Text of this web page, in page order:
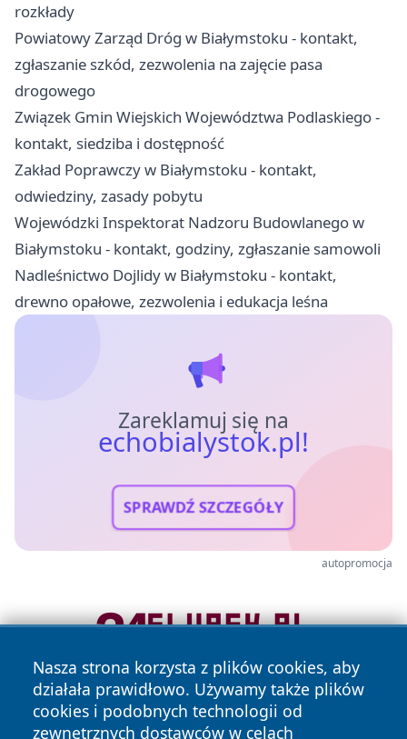
rozkłady
Powiatowy Zarząd Dróg w Białymstoku - kontakt,
zgłaszanie szkód, zezwolenia na zajęcie pasa
drogowego
Związek Gmin Wiejskich Województwa Podlaskiego -
kontakt, siedziba i dostępność
Zakład Poprawczy w Białymstoku - kontakt,
odwiedziny, zasady pobytu
Wojewódzki Inspektorat Nadzoru Budowlanego w
Białymstoku - kontakt, godziny, zgłaszanie samowoli
Nadleśnictwo Dojlidy w Białymstoku - kontakt,
drewno opałowe, zezwolenia i edukacja leśna
Zareklamuj się na
echobialystok.pl!
SPRAWDŹ SZCZEGÓŁY
autopromocja
Nasza strona korzysta z plików cookies, aby
działała prawidłowo. Używamy także plików
cookies i podobnych technologii od
zewnętrznych dostawców w celach